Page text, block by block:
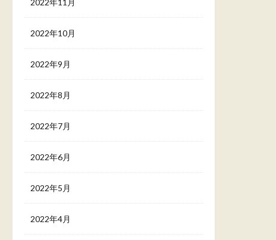
2022年11月
2022年10月
2022年9月
2022年8月
2022年7月
2022年6月
2022年5月
2022年4月